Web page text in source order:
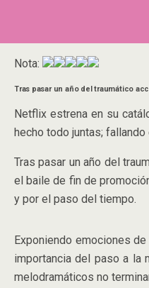
Nota:
Tras pasar un año del traumático
Netflix estrena en su
hecho todo juntas;
Tras pasar un año del
el baile de fin de
y por el paso del tiempo.
Exponiendo emociones
importancia del paso a la
melodramáticos no